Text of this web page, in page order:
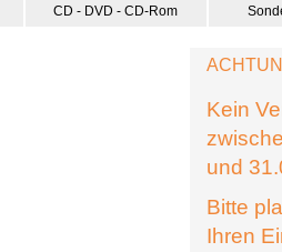
CD - DVD - CD-Rom
Kein
und
Bitte
Ihren